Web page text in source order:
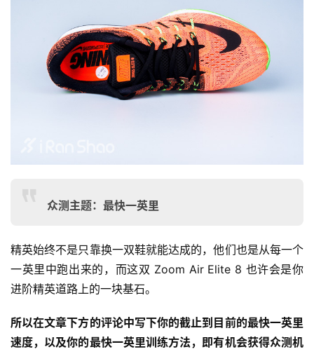
众测主题：最快一英里
精英始终不是只靠换一双鞋就能达成的，他们也是从每一个
一英里中跑出来的，而这双 Zoom Air Elite 8 也许会是你
进阶精英道路上的一块基石。
所以在文章下方的评论中写下你的截止到目前的最快一英里
速度，以及你的最快一英里训练方法，即有机会获得众测机